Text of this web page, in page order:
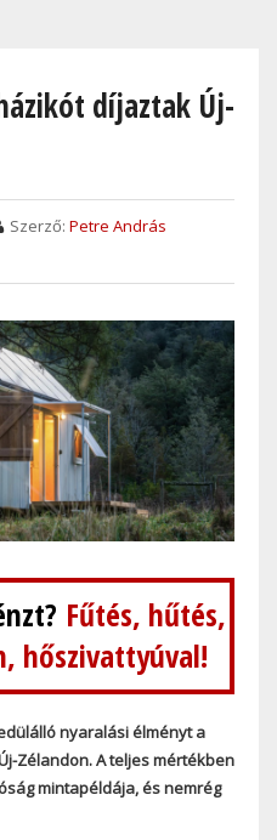
díjaztak Új-
Szerző: Petre András
Fűtés, hűtés,
hőszivattyúval!
nyaralási élményt a
Zélandon. A teljes mértékben
mintapéldája, és nemrég